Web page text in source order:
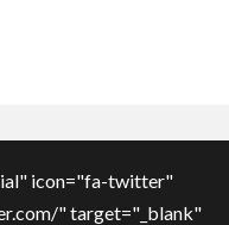
icon="fa-twitter"
" target="_blank"